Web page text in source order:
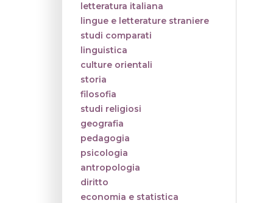
letteratura italiana
lingue e letterature straniere
studi comparati
linguistica
culture orientali
storia
filosofia
studi religiosi
geografia
pedagogia
psicologia
antropologia
diritto
economia e statistica